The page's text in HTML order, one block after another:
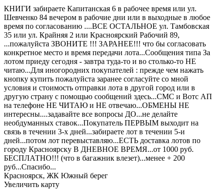
КНИГИ забираете Капитанская 6 в рабочее время или ул.
Шевченко 84 вечером в рабочие дни или в выходные в любое
время по согласованию ....ВСЕ ОСТАЛЬНОЕ ул. Тамбовская
35 или ул. Крайняя 2 или Красноярский Рабочий 89,
...пожалуйста ЗВОНИТЕ !!! ЗАРАНЕЕ!!! что бы согласовать
конкретное место и время передачи лота...Сообщения типа За
лотом приеду сегодня - завтра туда-то и во столько-то НЕ
читаю...Для иногородних покупателей : прежде чем нажать
кнопку купить пожалуйста заранее согласуйте со мной
условия и стоимость отправки лота в другой город или в
другую страну с помощью сообщений здесь...СМС и Вотс АП
на телефоне НЕ ЧИТАЮ и НЕ отвечаю...ОБМЕНЫ НЕ
интересны....задавайте все вопросы ДО...не делайте
необдуманных ставок...Покупатель ПЕРВЫМ выходит на
связь в течении 3-х дней...забираете лот в течении 5-и
дней...потом лот перевыставляю...ЕСТЬ доставка лотов по
городу Красноярску В ДНЕВНОЕ ВРЕМЯ...от 1000 руб.
БЕСПЛАТНО!!! (что в багажник влезет)...менее + 200
руб...Спасибо...
Красноярск, ЖК Южный берег
Увеличить карту